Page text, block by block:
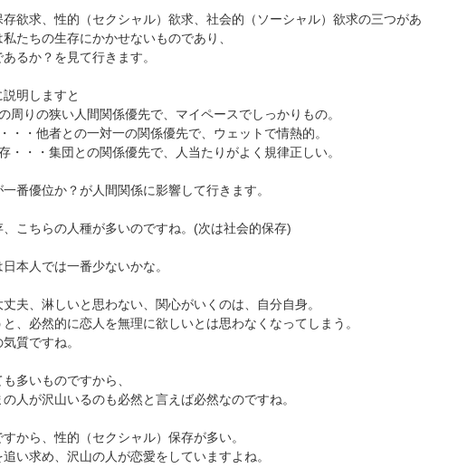
欲求、性的（セクシャル）欲求、社会的（ソーシャル）欲求の三つがあ
たちの生存にかかせないものであり、
るか？を見て行きます。
明しますと
周りの狭い人間関係優先で、マイペースでしっかりもの。
・・他者との一対一の関係優先で、ウェットで情熱的。
・・・集団との関係優先で、人当たりがよく規律正しい。
番優位か？が人間関係に影響して行きます。
こちらの人種が多いのですね。(次は社会的保存)
本人では一番少ないかな。
夫、淋しいと思わない、関心がいくのは、自分自身。
、必然的に恋人を無理に欲しいとは思わなくなってしまう。
質ですね。
多いものですから、
人が沢山いるのも必然と言えば必然なのですね。
から、性的（セクシャル）保存が多い。
い求め、沢山の人が恋愛をしていますよね。